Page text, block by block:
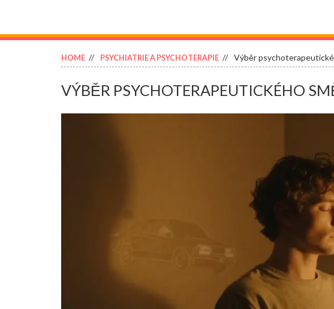
HOME PSYCHIATRIE A PSYCHOTERAPIE Výběr
VÝBĚR PSYCHOTERAPEUTICKÉHO